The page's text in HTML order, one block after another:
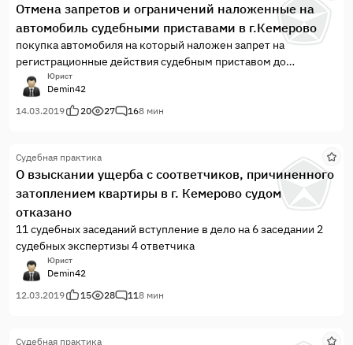
Отмена запретов и ограничений наложенные на
автомобиль судебными приставами в г.Кемерово
покупка автомобиля на который наложен запрет на
регистрационные действия судебным приставом до
совершения сделки, арест до подачи иска и 3 арест в период
рассмотрения дела
Юрист
Demin42
14.03.2019
20 27 168 мин
Судебная практика
О взыскании ущерба с соответчиков, причиненного
затоплением квартиры в г. Кемерово судом
отказано
11 судебных заседаний вступление в дело на 6 заседании 2
судебных экспертизы 4 ответчика
Юрист
Demin42
12.03.2019
15 28 118 мин
Судебная практика